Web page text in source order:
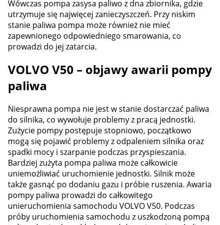
Wówczas pompa zasysa paliwo z dna zbiornika, gdzie
utrzymuje się najwięcej zanieczyszczeń. Przy niskim
stanie paliwa pompa może również nie mieć
zapewnionego odpowiedniego smarowania, co
prowadzi do jej zatarcia.
VOLVO V50 – objawy awarii pompy
paliwa
Niesprawna pompa nie jest w stanie dostarczać paliwa
do silnika, co wywołuje problemy z pracą jednostki.
Zużycie pompy postępuje stopniowo, początkowo
mogą się pojawić problemy z odpaleniem silnika oraz
spadki mocy i szarpanie podczas przyspieszania.
Bardziej zużyta pompa paliwa może całkowicie
uniemożliwiać uruchomienie jednostki. Silnik może
także gasnąć po dodaniu gazu i próbie ruszenia. Awaria
pompy paliwa prowadzi do całkowitego
unieruchomienia samochodu VOLVO V50. Podczas
próby uruchomienia samochodu z uszkodzoną pompą